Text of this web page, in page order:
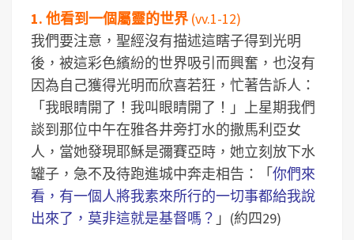
1. 他看到一個屬靈的世界 (vv.1-12)
我們要注意，聖經沒有描述這瞎子得到光明
後，被這彩色繽紛的世界吸引而興奮，也沒有
因為自己獲得光明而欣喜若狂，忙著告訴人：
「我眼睛開了！我叫眼睛開了！」上星期我們
談到那位中午在雅各井旁打水的撒馬利亞女
人，當她發現耶穌是彌賽亞時，她立刻放下水
罐子，急不及待跑進城中奔走相告：「你們來
看，有一個人將我素來所行的一切事都給我說
出來了，莫非這就是基督嗎？ 」(約四29)